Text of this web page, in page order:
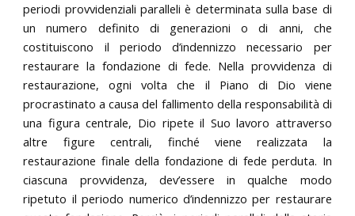
periodi provvidenziali paralleli è determinata sulla base di
un numero definito di generazioni o di anni, che
costituiscono il periodo d’indennizzo necessario per
restaurare la fondazione di fede. Nella provvidenza di
restaurazione, ogni volta che il Piano di Dio viene
procrastinato a causa del fallimento della responsabilità di
una figura centrale, Dio ripete il Suo lavoro attraverso
altre figure centrali, finché viene realizzata la
restaurazione finale della fondazione di fede perduta. In
ciascuna provvidenza, dev’essere in qualche modo
ripetuto il periodo numerico d’indennizzo per restaurare